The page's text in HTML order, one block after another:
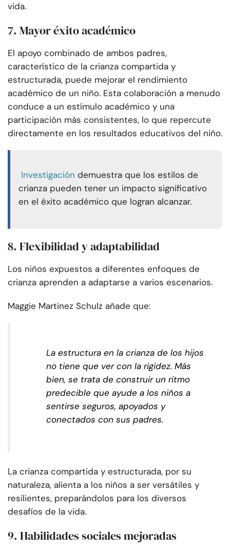
vida.
7. Mayor éxito académico
El apoyo combinado de ambos padres,
característico de la crianza compartida y
estructurada, puede mejorar el rendimiento
académico de un niño. Esta colaboración a menudo
conduce a un estímulo académico y una
participación más consistentes, lo que repercute
directamente en los resultados educativos del niño.
Investigación demuestra que los estilos de
crianza pueden tener un impacto significativo
en el éxito académico que logran alcanzar.
8. Flexibilidad y adaptabilidad
Los niños expuestos a diferentes enfoques de
crianza aprenden a adaptarse a varios escenarios.
Maggie Martinez Schulz añade que:
La estructura en la crianza de los hijos
no tiene que ver con la rigidez. Más
bien, se trata de construir un ritmo
predecible que ayude a los niños a
sentirse seguros, apoyados y
conectados con sus padres.
La crianza compartida y estructurada, por su
naturaleza, alienta a los niños a ser versátiles y
resilientes, preparándolos para los diversos
desafíos de la vida.
9. Habilidades sociales mejoradas